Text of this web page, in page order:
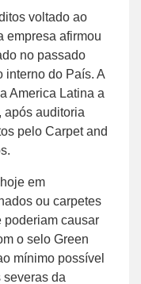
voltado ao
empresa afirmou
no passado
interno do País. A
America Latina a
após auditoria
pelo Carpet and
em
ou carpetes
poderiam causar
o selo Green
mínimo possível
severas da